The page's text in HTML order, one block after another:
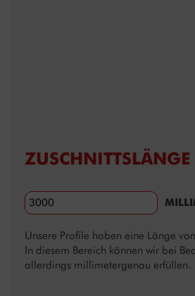
ZUSCHNITTSLÄNGE
Unsere Profile haben eine Länge
In diesem Bereich können wir bei
allerdings millimetergenau erfüllen.